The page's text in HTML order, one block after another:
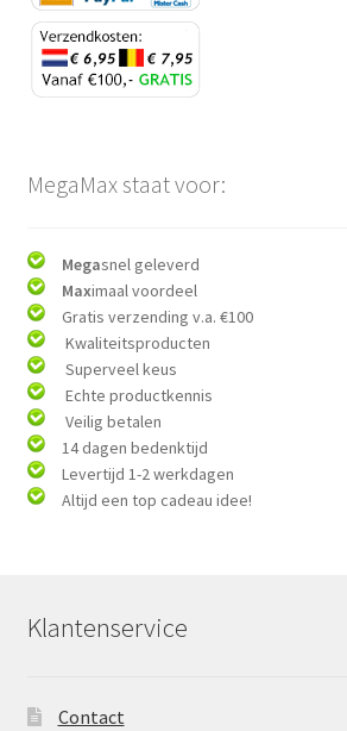
MegaMax staat voor:
Megasnel geleverd
Maximaal voordeel
Gratis verzending v.a. €100
Kwaliteitsproducten
Superveel keus
Echte productkennis
Veilig betalen
14 dagen bedenktijd
Levertijd 1-2 werkdagen
Altijd een top cadeau idee!
Klantenservice
Contact